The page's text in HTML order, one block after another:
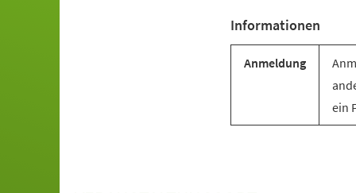
Informationen
Anmeldung
ein